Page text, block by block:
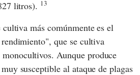
litros). 13
más comúnmente es el
que se cultiva
Aunque produce
susceptible al ataque de plagas